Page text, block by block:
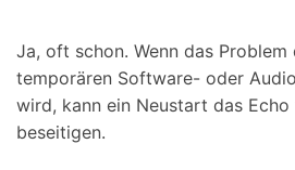
Ja, oft schon. Wenn das Problem
temporären Software- oder
wird, kann ein Neustart das
beseitigen.